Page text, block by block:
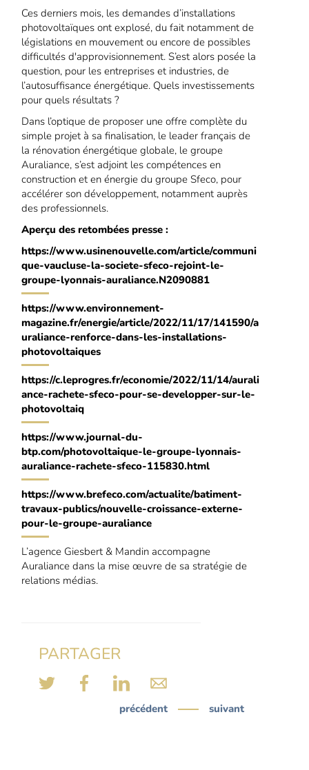
Ces derniers mois, les demandes d’installations
photovoltaïques ont explosé, du fait notamment de
législations en mouvement ou encore de possibles
difficultés d'approvisionnement. S’est alors posée la
question, pour les entreprises et industries, de
l’autosuffisance énergétique. Quels investissements
pour quels résultats ?
Dans l’optique de proposer une offre complète du
simple projet à sa finalisation, le leader français de
la rénovation énergétique globale, le groupe
Auraliance, s’est adjoint les compétences en
construction et en énergie du groupe Sfeco, pour
accélérer son développement, notamment auprès
des professionnels.
Aperçu des retombées presse :
https://www.usinenouvelle.com/article/communi
que-vaucluse-la-societe-sfeco-rejoint-le-
groupe-lyonnais-auraliance.N2090881
https://www.environnement-
magazine.fr/energie/article/2022/11/17/141590/a
uraliance-renforce-dans-les-installations-
photovoltaiques
https://c.leprogres.fr/economie/2022/11/14/aurali
ance-rachete-sfeco-pour-se-developper-sur-le-
photovoltaiq
https://www.journal-du-
btp.com/photovoltaique-le-groupe-lyonnais-
auraliance-rachete-sfeco-115830.html
https://www.brefeco.com/actualite/batiment-
travaux-publics/nouvelle-croissance-externe-
pour-le-groupe-auraliance
L’agence Giesbert & Mandin accompagne
Auraliance dans la mise œuvre de sa stratégie de
relations médias.
PARTAGER
précédent suivant